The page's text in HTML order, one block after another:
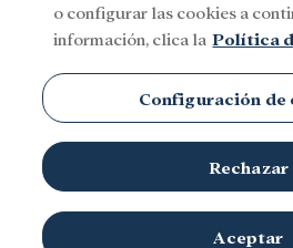
o configurar las cookies a
información, clica la Política
Configuración de
Rechazar
Aceptar